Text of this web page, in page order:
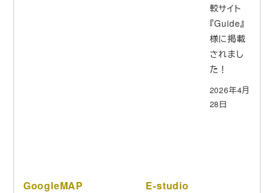
較サイト
『Guide』
様に掲載
されまし
た！
2026年4月
28日
GoogleMAP E-studio